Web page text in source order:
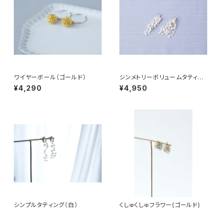
ワイヤーボール（ゴールド）
¥4,290
シンメトリーボリュームタティン
グ(白)
¥4,950
シンプルタティング（白） くしゅくしゅフラワー(ゴールド)